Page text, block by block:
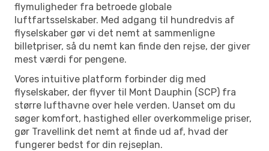
flymuligheder fra betroede globale
luftfartsselskaber. Med adgang til hundredvis af
flyselskaber gør vi det nemt at sammenligne
billetpriser, så du nemt kan finde den rejse, der giver
mest værdi for pengene.
Vores intuitive platform forbinder dig med
flyselskaber, der flyver til Mont Dauphin (SCP) fra
større lufthavne over hele verden. Uanset om du
søger komfort, hastighed eller overkommelige priser,
gør Travellink det nemt at finde ud af, hvad der
fungerer bedst for din rejseplan.